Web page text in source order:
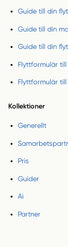
Guide till din
Guide till din
Guide till din
Flyttformulär
Flyttformulär
Kollektioner
Generellt
Pris
Guider
Ai
Partner